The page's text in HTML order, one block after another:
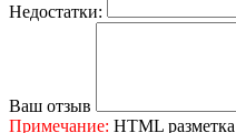
Недостатки:
Ваш отзыв
Примечание: HTML